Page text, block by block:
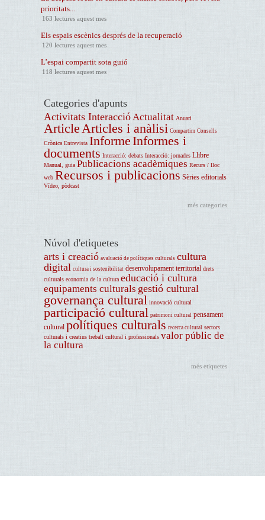
prioritats...
163 lectures aquest mes
Els espais escènics després de la recuperació
120 lectures aquest mes
L’espai compartit sota guió
118 lectures aquest mes
Categories d'apunts
Activitats Interacció Actualitat Anuari
Article Articles i anàlisi Compartim Consells
Crònica Entrevista InformeInformes i
documents Interacció: debats Interacció: jornades Llibre
Manual, guia Publicacions acadèmiques Recurs / lloc
web Recursos i publicacions Sèries editorials
Vídeo, pòdcast
més categories
Núvol d'etiquetes
arts i creació avaluació de polítiques culturals cultura
digital cultura i sostenibilitat desenvolupament territorial drets
culturals economia de la cultura educació i cultura
equipaments culturals gestió cultural
governança cultural innovació cultural
participació cultural patrimoni cultural pensament
cultural polítiques culturals recerca cultural sectors
culturals i creatius treball cultural i professionals valor públic de
la cultura
més etiquetes